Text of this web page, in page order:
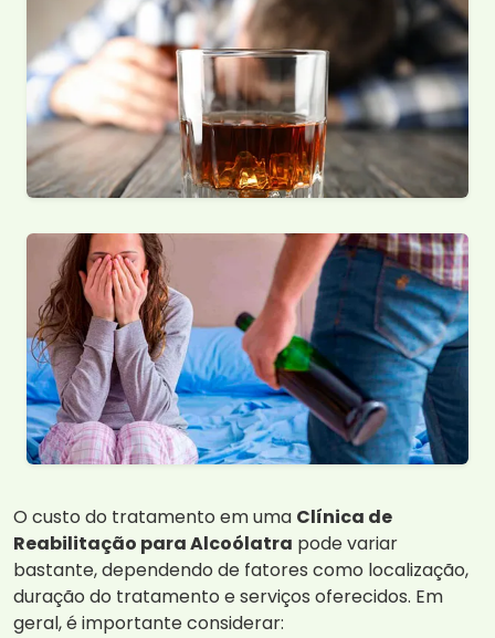
O custo do tratamento em uma Clínica de
Reabilitação para Alcoólatra pode variar
bastante, dependendo de fatores como localização,
duração do tratamento e serviços oferecidos. Em
geral, é importante considerar: